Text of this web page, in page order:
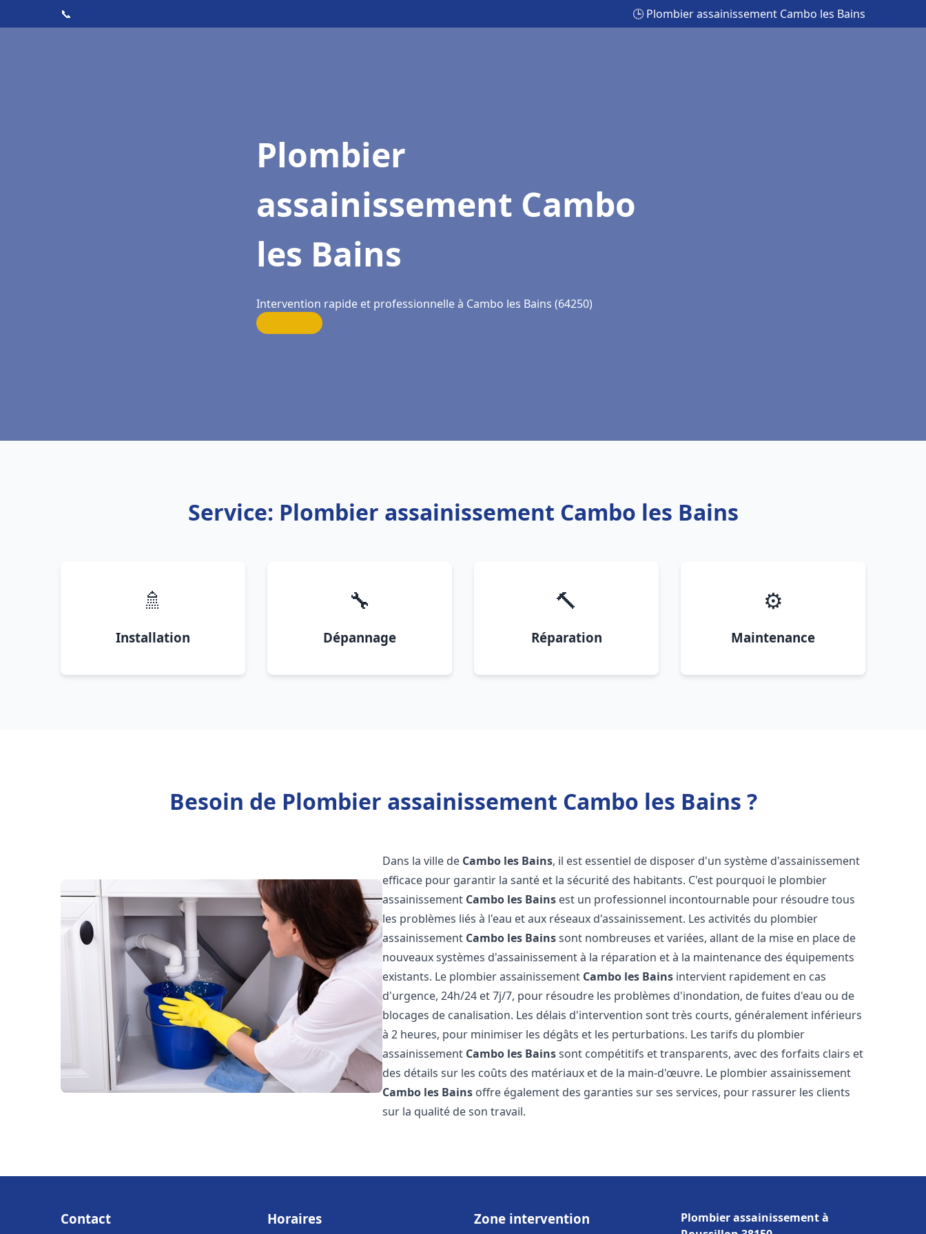
📞 🕒 Plombier assainissement Cambo les Bains
Plombier
assainissement Cambo
les Bains
Intervention rapide et professionnelle à Cambo les Bains (64250)
Service: Plombier assainissement Cambo les Bains
🚿
Installation
🔧
Dépannage
🔨
Réparation
⚙️
Maintenance
Besoin de Plombier assainissement Cambo les Bains ?
Dans la ville de Cambo les Bains, il est essentiel de disposer d'un système d'assainissement
efficace pour garantir la santé et la sécurité des habitants. C'est pourquoi le plombier
assainissement Cambo les Bains est un professionnel incontournable pour résoudre tous
les problèmes liés à l'eau et aux réseaux d'assainissement. Les activités du plombier
assainissement Cambo les Bainssont nombreuses et variées, allant de la mise en place de
nouveaux systèmes d'assainissement à la réparation et à la maintenance des équipements
existants. Le plombier assainissement Cambo les Bains intervient rapidement en cas
d'urgence, 24h/24 et 7j/7, pour résoudre les problèmes d'inondation, de fuites d'eau ou de
blocages de canalisation. Les délais d'intervention sont très courts, généralement inférieurs
à 2 heures, pour minimiser les dégâts et les perturbations. Les tarifs du plombier
assainissement Cambo les Bainssont compétitifs et transparents, avec des forfaits clairs et
des détails sur les coûts des matériaux et de la main-d'œuvre. Le plombier assainissement
Cambo les Bains offre également des garanties sur ses services, pour rassurer les clients
sur la qualité de son travail.
Contact Horaires Zone intervention
Plombier assainissement à